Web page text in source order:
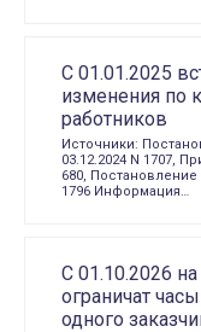
С 01.01.2025
изменения по
работников
Источники:
03.12.2024 N 1707,
680, Постановление
1796 Информация…
С 01.10.2026
ограничат
одного